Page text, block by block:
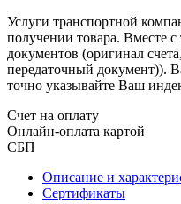
Услуги транспортной
получении товара. Вместе
документов (оригинал
передаточный документ)).
точно указывайте Ваш
Счет на оплату
Онлайн-оплата картой
СБП
Описание и
Сертификаты